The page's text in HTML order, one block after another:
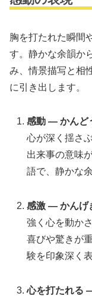
胸を打たれた瞬間
す。静かな余韻か
み、情景描写と相
に引き出します。
感動 — かんど
心が深く揺さ
出来事の意味
語で、静かな
感激 — かんげ
強く心を動か
喜びや驚きが
験を印象深く表
心を打たれる